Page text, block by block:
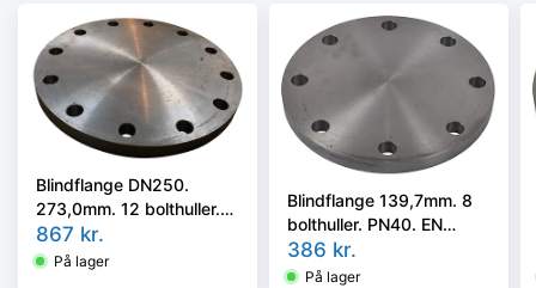
Blindflange DN250.
273,0mm. 12 bolthuller.
PN16. EN 1092-1 Type
05/A P250GH
867 kr.
På lager
Blindflange 139,7mm. 8
bolthuller. PN40. EN
1092-1 Type 05/A
P250GH
386 kr.
På lager